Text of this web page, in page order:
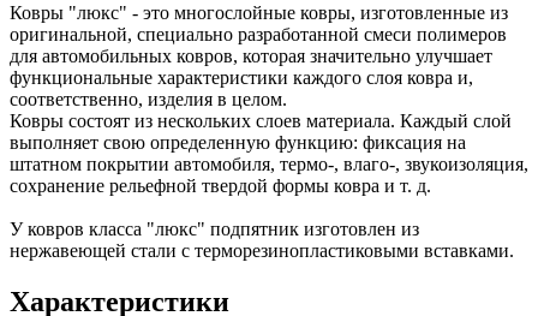
Ковры "люкс" - это многослойные ковры, изготовленные из
оригинальной, специально разработанной смеси полимеров
для автомобильных ковров, которая значительно улучшает
функциональные характеристики каждого слоя ковра и,
соответственно, изделия в целом.
Ковры состоят из нескольких слоев материала. Каждый слой
выполняет свою определенную функцию: фиксация на
штатном покрытии автомобиля, термо-, влаго-, звукоизоляция,
сохранение рельефной твердой формы ковра и т. д.
У ковров класса "люкс" подпятник изготовлен из
нержавеющей стали с терморезинопластиковыми вставками.
Характеристики